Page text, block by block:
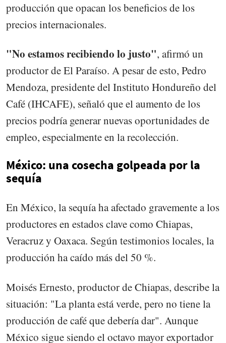
producción que opacan los beneficios de los
precios internacionales.
"No estamos recibiendo lo justo", afirmó un
productor de El Paraíso. A pesar de esto, Pedro
Mendoza, presidente del Instituto Hondureño del
Café (IHCAFE), señaló que el aumento de los
precios podría generar nuevas oportunidades de
empleo, especialmente en la recolección.
México: una cosecha golpeada por la
sequía
En México, la sequía ha afectado gravemente a los
productores en estados clave como Chiapas,
Veracruz y Oaxaca. Según testimonios locales, la
producción ha caído más del 50 %.
Moisés Ernesto, productor de Chiapas, describe la
situación: "La planta está verde, pero no tiene la
producción de café que debería dar". Aunque
México sigue siendo el octavo mayor exportador